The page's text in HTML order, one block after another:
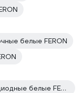
белые FERON
Светильники встраиваемые светодиодные белые FERON